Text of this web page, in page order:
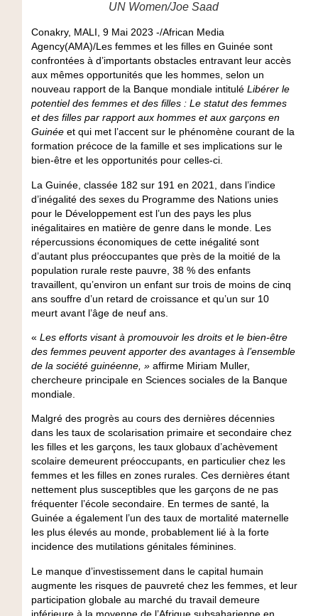
UN Women/Joe Saad
Conakry, MALI, 9 Mai 2023 -/African Media
Agency(AMA)/Les femmes et les filles en Guinée sont
confrontées à d’importants obstacles entravant leur accès
aux mêmes opportunités que les hommes, selon un
nouveau rapport de la Banque mondiale intitulé Libérer le
potentiel des femmes et des filles : Le statut des femmes
et des filles par rapport aux hommes et aux garçons en
Guinée et qui met l’accent sur le phénomène courant de la
formation précoce de la famille et ses implications sur le
bien-être et les opportunités pour celles-ci.
La Guinée, classée 182 sur 191 en 2021, dans l’indice
d’inégalité des sexes du Programme des Nations unies
pour le Développement est l’un des pays les plus
inégalitaires en matière de genre dans le monde. Les
répercussions économiques de cette inégalité sont
d’autant plus préoccupantes que près de la moitié de la
population rurale reste pauvre, 38 % des enfants
travaillent, qu’environ un enfant sur trois de moins de cinq
ans souffre d’un retard de croissance et qu’un sur 10
meurt avant l’âge de neuf ans.
« Les efforts visant à promouvoir les droits et le bien-être
des femmes peuvent apporter des avantages à l’ensemble
de la société guinéenne, » affirme Miriam Muller,
chercheure principale en Sciences sociales de la Banque
mondiale.
Malgré des progrès au cours des dernières décennies
dans les taux de scolarisation primaire et secondaire chez
les filles et les garçons, les taux globaux d’achèvement
scolaire demeurent préoccupants, en particulier chez les
femmes et les filles en zones rurales. Ces dernières étant
nettement plus susceptibles que les garçons de ne pas
fréquenter l’école secondaire. En termes de santé, la
Guinée a également l’un des taux de mortalité maternelle
les plus élevés au monde, probablement lié à la forte
incidence des mutilations génitales féminines.
Le manque d’investissement dans le capital humain
augmente les risques de pauvreté chez les femmes, et leur
participation globale au marché du travail demeure
inférieure à la moyenne de l’Afrique subsaharienne en